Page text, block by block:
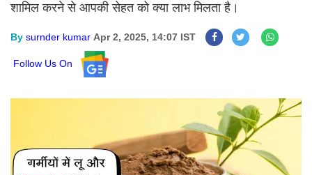
शामिल करने से आपकी सेहत को क्या लाभ मिलता है।
By surnder kumar Apr 2, 2025, 14:07 IST
Follow Us On